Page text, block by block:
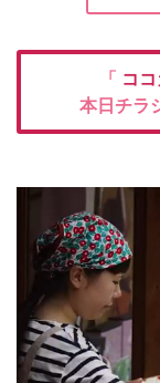
「 コ
本日チラ